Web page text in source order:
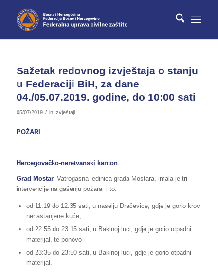
Sažetak redovnog izvještaja o stanju
u Federaciji BiH, za dane
04./05.07.2019. godine, do 10:00 sati
05/07/2019 / in Izvještaji
POŽARI
Hercegovačko-neretvanski kanton
Grad Mostar. Vatrogasna jedinica grada Mostara, imala je tri
intervencije na gašenju požara i to:
od 11:19 do 12:35 sati, u naselju Dračevice, gdje je gorio krov
nenastanjene kuće,
od 22:55 do 23:15 sati, u Bakinoj luci, gdje je gorio otpadni
materijal, te ponovo
od 23:35 do 23:50 sati, u Bakinoj luci, gdje je gorio otpadni
materijal.